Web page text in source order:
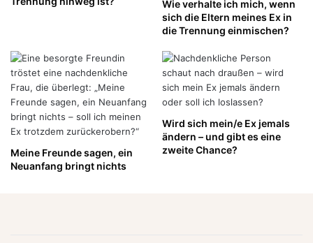
Wie verhalte ich mich, wenn
sich die Eltern meines Ex in
die Trennung einmischen?
Meine Freunde sagen, ein
Neuanfang bringt nichts
Wird sich mein/e Ex jemals
ändern – und gibt es eine
zweite Chance?